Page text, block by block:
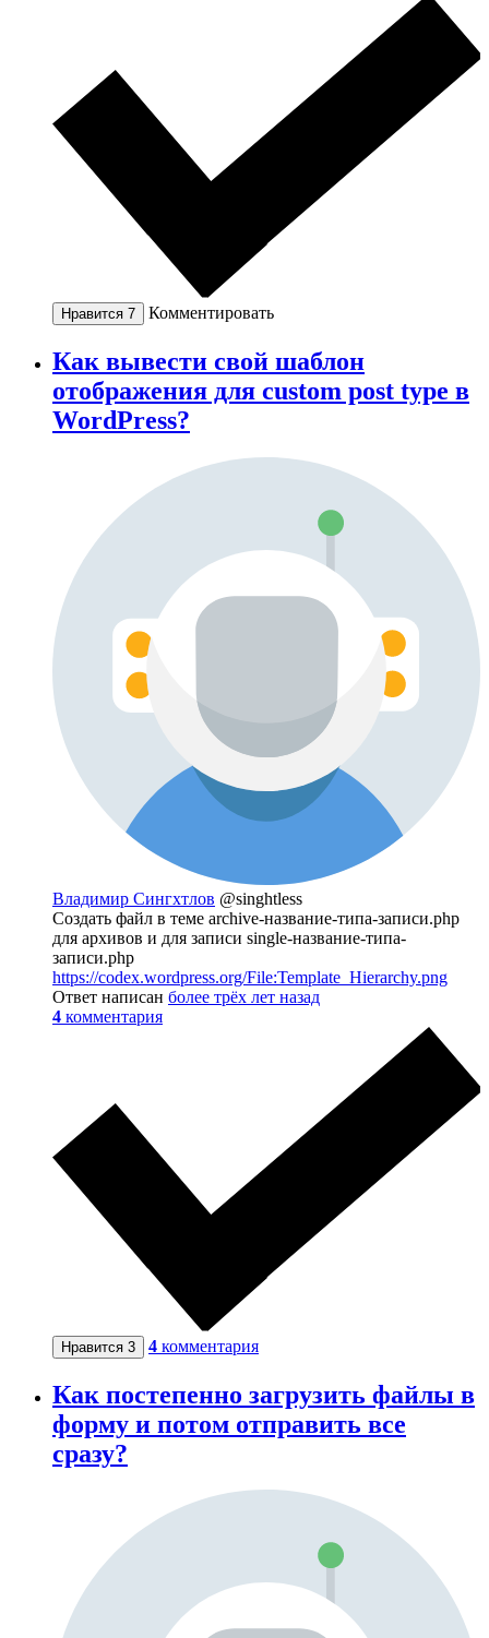
Нравится 7 Комментировать
Как вывести свой шаблон
отображения для custom post type в
WordPress?
Владимир Сингхтлов @singhtless
Создать файл в теме archive-название-типа-записи.php
для архивов и для записи single-название-типа-
записи.php
https://codex.wordpress.org/File:Template_Hierarchy.png
Ответ написан более трёх лет назад
4 комментария
Нравится 3 4 комментария
Как постепенно загрузить файлы в
форму и потом отправить все
сразу?